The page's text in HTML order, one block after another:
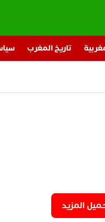
تاريخ المغرب
المزيد